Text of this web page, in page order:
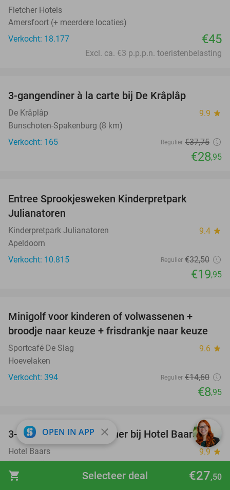
shopping_cart €27,50
Selecteer deal
Fletcher Hotels
Amersfoort (+ meerdere locaties)
Verkocht: 18.177
€45
Excl. ca. €3 p.p.p.n. toeristenbelasting
3-gangendiner à la carte bij De Krâplâp
De Krâplâp 9.9 star
Bunschoten-Spakenburg (8 km)
Verkocht: 165
Regulier €37,75
€28,95
Entree Sprookjesweken Kinderpretpark
Julianatoren
Kinderpretpark Julianatoren 9.4 star
Apeldoorn
Verkocht: 10.815
Regulier €32,50
€19,95
Minigolf voor kinderen of volwassenen +
broodje naar keuze + frisdrankje naar keuze
Sportcafé De Slag 9.6 star
Hoevelaken
Verkocht: 394
Regulier €14,60
€8,95
45%
3- of 4-gangen keuzediner bij Hotel Baars
Hotel Baars 9.9 star
Harderwijk
Verkocht: 45
€49,30
OPEN IN APP close